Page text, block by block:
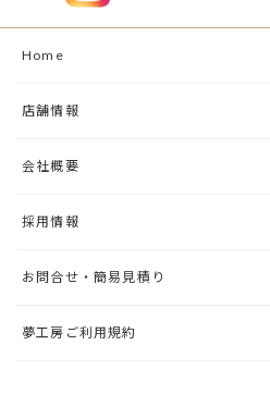
Home
店舗情報
会社概要
採用情報
お問合せ・簡易見積り
夢工房ご利用規約